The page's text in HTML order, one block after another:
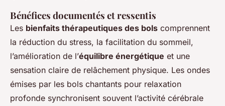
Bénéfices documentés et ressentis
Les bienfaits thérapeutiques des bols comprennent
la réduction du stress, la facilitation du sommeil,
l’amélioration de l’équilibre énergétique et une
sensation claire de relâchement physique. Les ondes
émises par les bols chantants pour relaxation
profonde synchronisent souvent l’activité cérébrale